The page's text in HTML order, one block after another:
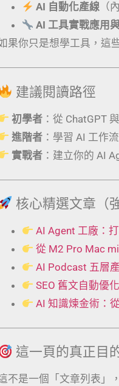
AI 自動化產線 （
AI 工具實戰應用
果你只是想學工具，這
建議閱讀路徑
初學者 ：從 ChatGPT
進階者 ：學習 AI 工作
實戰者 ：建立你的 AI
核心精選文章（
AI Agent 工廠：
從 M2 Pro Mac
AI Podcast 五層
SEO 舊文自動優
AI 知識煉金術：
這一頁的真正目
不是一個「文章列表」